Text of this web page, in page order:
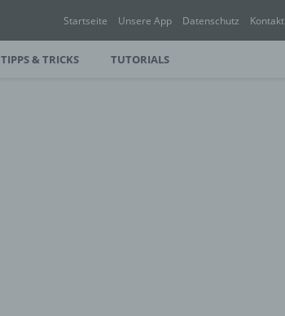
Startseite Unsere App Datenschutz Kontakt
TIPPS & TRICKS TUTORIALS